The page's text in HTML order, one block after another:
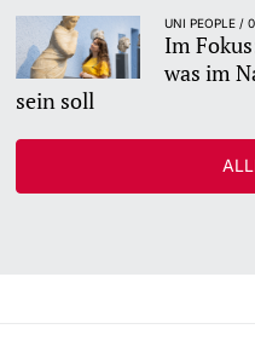
UNI PEOPLE /
Im
was im
sein soll